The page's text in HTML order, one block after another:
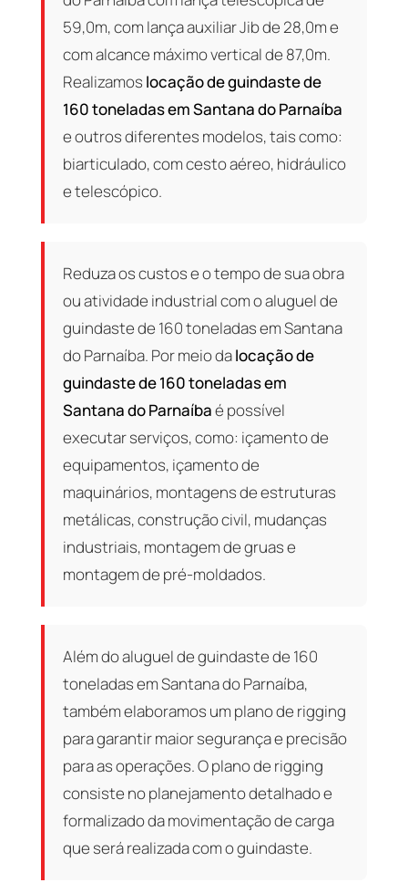
59,0m, com lança auxiliar Jib de 28,0m e
com alcance máximo vertical de 87,0m.
Realizamos locação de guindaste de
160 toneladas em Santana do Parnaíba
e outros diferentes modelos, tais como:
biarticulado, com cesto aéreo, hidráulico
e telescópico.
Reduza os custos e o tempo de sua obra
ou atividade industrial com o aluguel de
guindaste de 160 toneladas em Santana
do Parnaíba. Por meio dalocação de
guindaste de 160 toneladas em
Santana do Parnaíbaé possível
executar serviços, como: içamento de
equipamentos, içamento de
maquinários, montagens de estruturas
metálicas, construção civil, mudanças
industriais, montagem de gruas e
montagem de pré-moldados.
Além do aluguel de guindaste de 160
toneladas em Santana do Parnaíba,
também elaboramos um plano de rigging
para garantir maior segurança e precisão
para as operações. O plano de rigging
consiste no planejamento detalhado e
formalizado da movimentação de carga
que será realizada com o guindaste.